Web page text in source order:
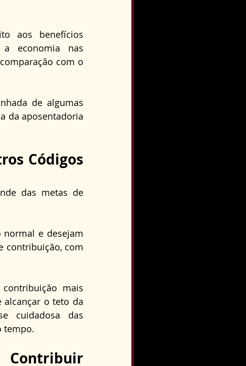
aos benefícios
economia nas
com o
de algumas
da aposentadoria
Códigos
das metas de
normal e desejam
contribuição, com
mais
alcançar o teto da
cuidadosa das
tempo.
Contribuir